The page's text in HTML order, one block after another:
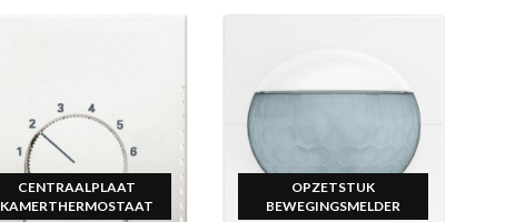
CENTRAALPLAAT
KAMERTHERMOSTAAT
OPZETSTUK
BEWEGINGSMELDER